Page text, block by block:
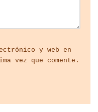
y web en
vez que comente.